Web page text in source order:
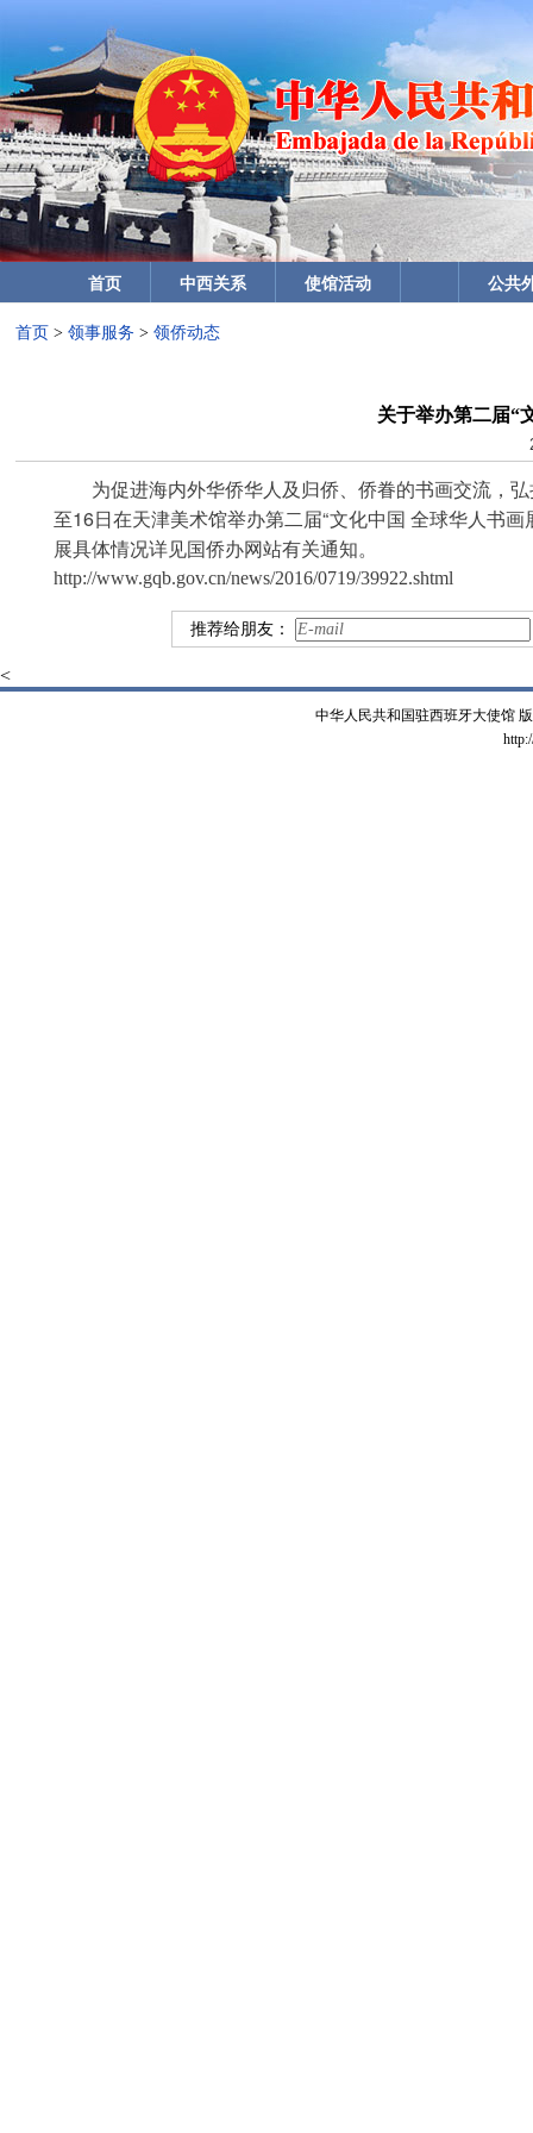
首页 中西关系 使馆活动 公共
首页 > 领事服务 > 领侨动态
关于举办第二届“
为促进海内外华侨华人及归侨、侨眷的书画交流，弘
至16日在天津美术馆举办第二届“文化中国 全球华人书
展具体情况详见国侨办网站有关通知。
http://www.gqb.gov.cn/news/2016/0719/39922.shtml
推荐给朋友：
<
中华人民共和国驻西班牙大使馆